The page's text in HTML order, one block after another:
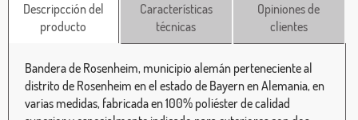
Descripcción del
producto
Características
técnicas
Opiniones de
clientes
Bandera de Rosenheim, municipio alemán perteneciente al
distrito de Rosenheim en el estado de Bayern en Alemania, en
varias medidas, fabricada en 100% poliéster de calidad